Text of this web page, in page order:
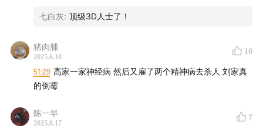
七白灰: 顶级3D人士了！
猪肉脯
2025.6.18
10
51:29 高家一家神经病 然后又雇了两个精神病去杀人 刘家真
的倒霉
陈一早
2025.6.17
7